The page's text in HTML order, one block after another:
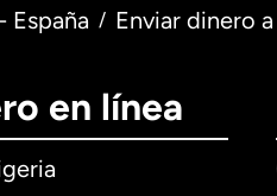
España / Enviar dinero
en línea